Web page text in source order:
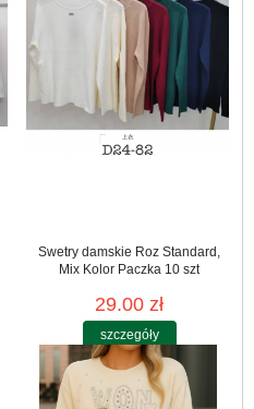
Swetry damskie Roz Standard,
Mix Kolor Paczka 10 szt
29.00 zł
szczegóły